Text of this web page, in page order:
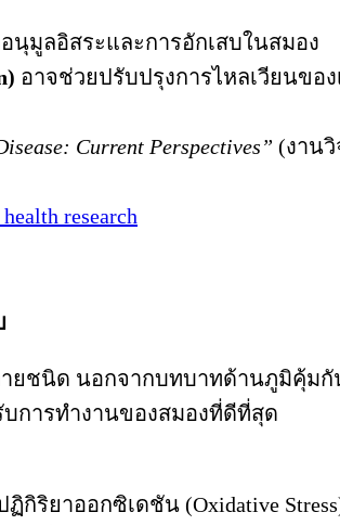
มูลอิสระและการอักเสบในสมอง
อาจช่วยปรับปรุงการไหลเวียนของ
Current Perspectives” (งาน
research
ชนิด นอกจากบทบาทด้านภูมิคุ้ม
การทำงานของสมองที่ดีที่สุด
ริยาออกซิเดชัน (Oxidative